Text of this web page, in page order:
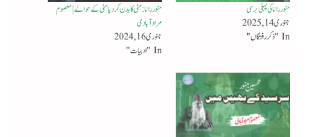
منور رانا کی پہلی برسی
جنوری 14, 2025
In "ذکر رفتگاں"
منوررانا: مٹی کا بدن کردیا مٹی کے حوالے | معصوم
مرادآبادی
جنوری 16, 2024
In "ادبیات"